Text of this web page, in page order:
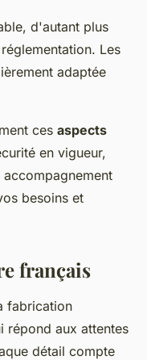
d'autant plus
Les
adaptée
ces aspects
en vigueur,
besoins et
français
fabrication
répond aux attentes
détail compte